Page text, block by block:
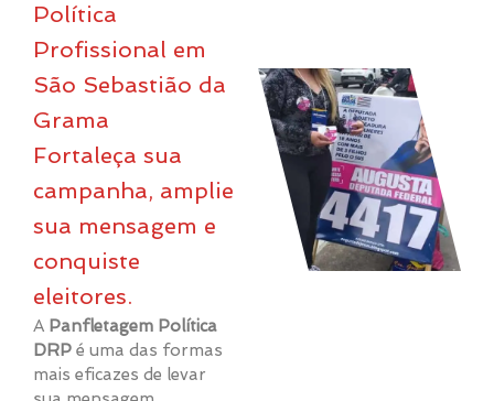
Política
Profissional em
São Sebastião da
Grama
Fortaleça sua
campanha, amplie
sua mensagem e
conquiste
eleitores.
A Panfletagem Política
DRP é uma das formas
mais eficazes de levar